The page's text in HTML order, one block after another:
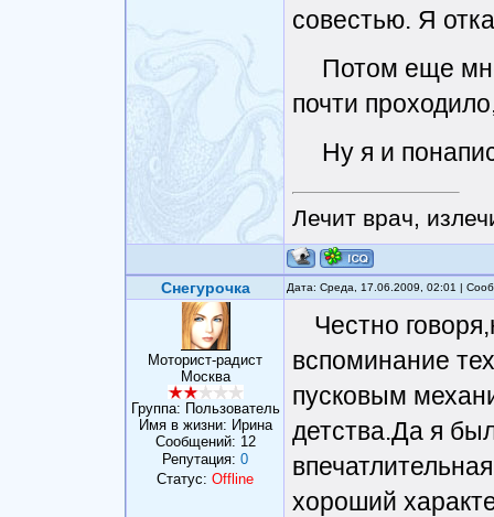
совестью. Я
Потом еще
почти
Ну я и
Лечит врач,
Снегурочка Дата: Среда, 17.06.2009, 02:01 |
Моторист-радист
Москва
Группа: Пользователь
Имя в жизни: Ирина
Сообщений: 12
Репутация: 0
Статус: Offline
Честно
вспоминание
пусковым
детства.Да я
хороший